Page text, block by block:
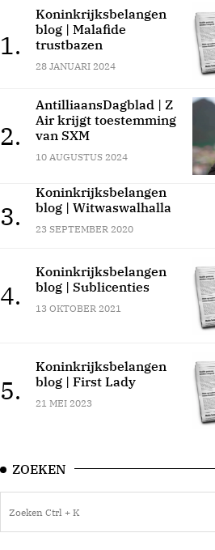
1.
Koninkrijksbelangen
blog | Malafide
trustbazen
28 JANUARI 2024
2.
AntilliaansDagblad | Z
Air krijgt toestemming
van SXM
10 AUGUSTUS 2024
3.
Koninkrijksbelangen
blog | Witwaswalhalla
23 SEPTEMBER 2020
4.
Koninkrijksbelangen
blog | Sublicenties
13 OKTOBER 2021
5.
Koninkrijksbelangen
blog | First Lady
21 MEI 2023
ZOEKEN